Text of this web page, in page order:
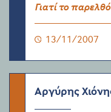
Γιατί το
13/11/2007
Αργύρης